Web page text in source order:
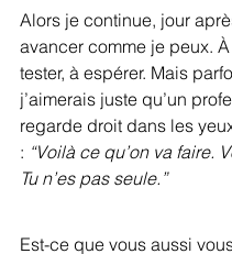
Alors je continue, jour
avancer comme je peux.
tester, à espérer. Mais
j’aimerais juste qu’un
regarde droit dans les
: “Voilà ce qu’on va faire.
Tu n’es pas seule.”
Est-ce que vous aussi